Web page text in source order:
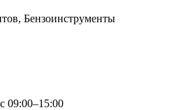
Бензоинструменты
09:00–15:00